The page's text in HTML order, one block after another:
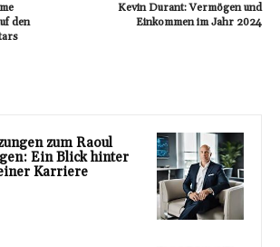
den
Kevin Durant: Vermögen und
Einkommen im Jahr 2024
zum Raoul
Ein Blick hinter
Karriere